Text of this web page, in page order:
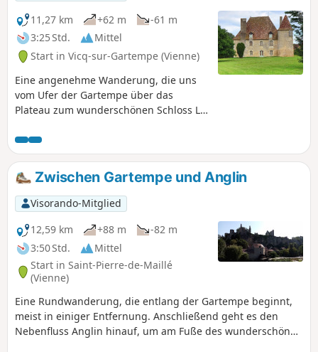
11,27 km +62 m
-61 m
3:25 Std.
Mittel
Start in Vicq-sur-Gartempe (Vienne)
Eine angenehme Wanderung, die uns
vom Ufer der Gartempe über das
Plateau zum wunderschönen Schloss La
Angles-sur-l'Anglin führt.
Zwischen Gartempe und Anglin
Visorando-Mitglied
12,59 km
+88 m
-82 m
3:50 Std.
Mittel
Start in Saint-Pierre-de-Maillé
(Vienne)
Eine Rundwanderung, die entlang der Gartempe beginnt,
meist in einiger Entfernung. Anschließend geht es den
Nebenfluss Anglin hinauf, um am Fuße des wunderschönen